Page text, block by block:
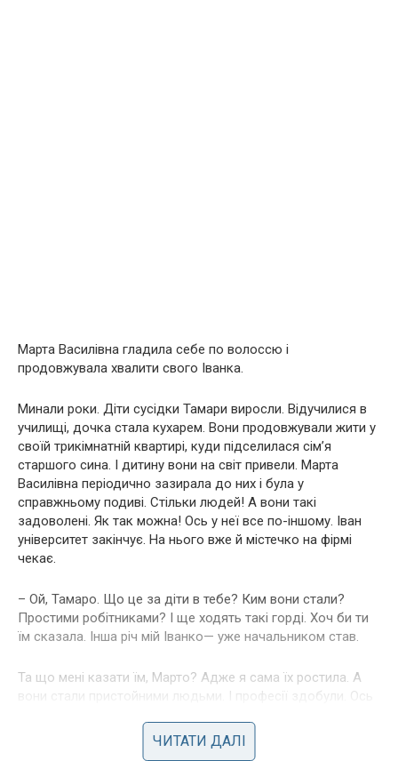
Марта Василівна гладила себе по волоссю і
продовжувала хвалити свого Іванка.
Минали роки. Діти сусідки Тамари виросли. Відучилися в
училищі, дочка стала кухарем. Вони продовжували жити у
своїй трикімнатній квартирі, куди підселилася сім’я
старшого сина. І дитину вони на світ привели. Марта
Василівна періодично зазирала до них і була у
справжньому подиві. Стільки людей! А вони такі
задоволені. Як так можна! Ось у неї все по-іншому. Іван
університет закінчує. На нього вже й містечко на фірмі
чекає.
– Ой, Тамаро. Що це за діти в тебе? Ким вони стали?
Простими робітниками? І ще ходять такі горді. Хоч би ти
їм сказала. Інша річ мій Іванко— уже начальником став.
Та що мені казати їм, Марто? Адже я сама їх ростила. А
вони стали пристойними людьми. І професії здобули. Ось
зварювальником став. А Андрій токарем, він узагалі на
розхват. – хвалила своїх синів Тамара.
ЧИТАТИ ДАЛІ